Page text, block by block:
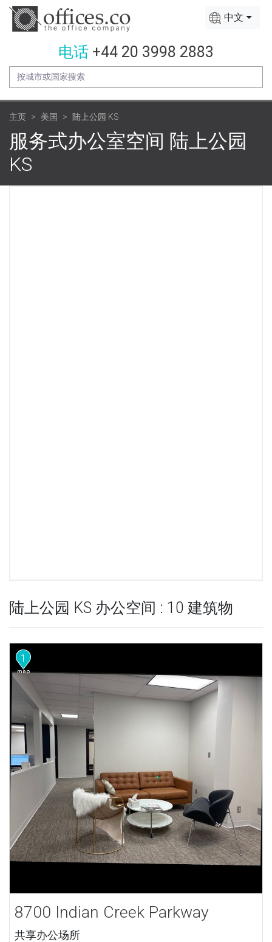
中文
电话 +44 20 3998 2883
主页 美国 陆上公园 KS
服务式办公室空间 陆上公园
KS
陆上公园 KS 办公空间 : 10 建筑物
1
8700 Indian Creek Parkway
共享办公场所